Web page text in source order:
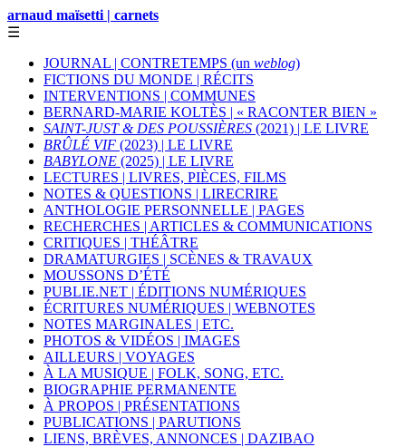
arnaud maïsetti | carnets
☰
JOURNAL | CONTRETEMPS (un weblog)
FICTIONS DU MONDE | RÉCITS
INTERVENTIONS | COMMUNES
BERNARD-MARIE KOLTÈS | « RACONTER BIEN »
SAINT-JUST & DES POUSSIÈRES (2021) | LE LIVRE
BRÛLÉ VIF (2023) | LE LIVRE
BABYLONE (2025) | LE LIVRE
LECTURES | LIVRES, PIÈCES, FILMS
NOTES & QUESTIONS | LIRECRIRE
ANTHOLOGIE PERSONNELLE | PAGES
RECHERCHES | ARTICLES & COMMUNICATIONS
CRITIQUES | THÉÂTRE
DRAMATURGIES | SCÈNES & TRAVAUX
MOUSSONS D’ÉTÉ
PUBLIE.NET | ÉDITIONS NUMÉRIQUES
ÉCRITURES NUMÉRIQUES | WEBNOTES
NOTES MARGINALES | ETC.
PHOTOS & VIDÉOS | IMAGES
AILLEURS | VOYAGES
À LA MUSIQUE | FOLK, SONG, ETC.
BIOGRAPHIE PERMANENTE
À PROPOS | PRÉSENTATIONS
PUBLICATIONS | PARUTIONS
LIENS, BRÈVES, ANNONCES | DAZIBAO